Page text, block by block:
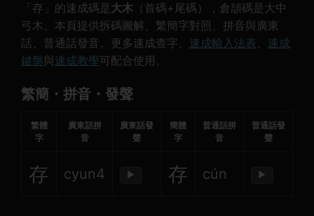
「存」的速成碼是 大木 （首碼+尾碼），倉頡碼是大中
弓木。本頁提供拆碼圖解、繁簡字對照、拼音與廣東
話、普通話發音。更多速成查字、 速成輸入法表、 速成
鍵盤與速成教學可配合使用。
繁簡・拼音・發聲
繁體
字
廣東話拼
音
廣東話發
聲
簡體
字
普通話拼
音
普通話發
聲
存 cyun4 ▶ 存 cún ▶